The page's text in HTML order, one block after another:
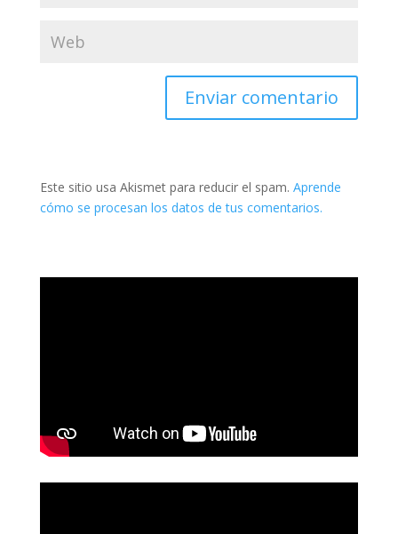
Este sitio usa Akismet para reducir el spam. Aprende
cómo se procesan los datos de tus comentarios.